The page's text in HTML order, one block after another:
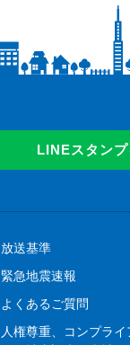
LINEスタンプ
放送基準
緊急地震速報
よくあるご質問
人権尊重、コンプラ